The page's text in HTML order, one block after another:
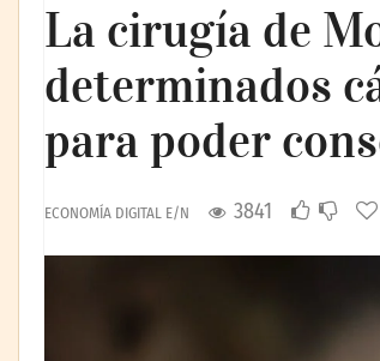
La cirugía de
determinados
para poder
ECONOMÍA DIGITAL E/N 3841